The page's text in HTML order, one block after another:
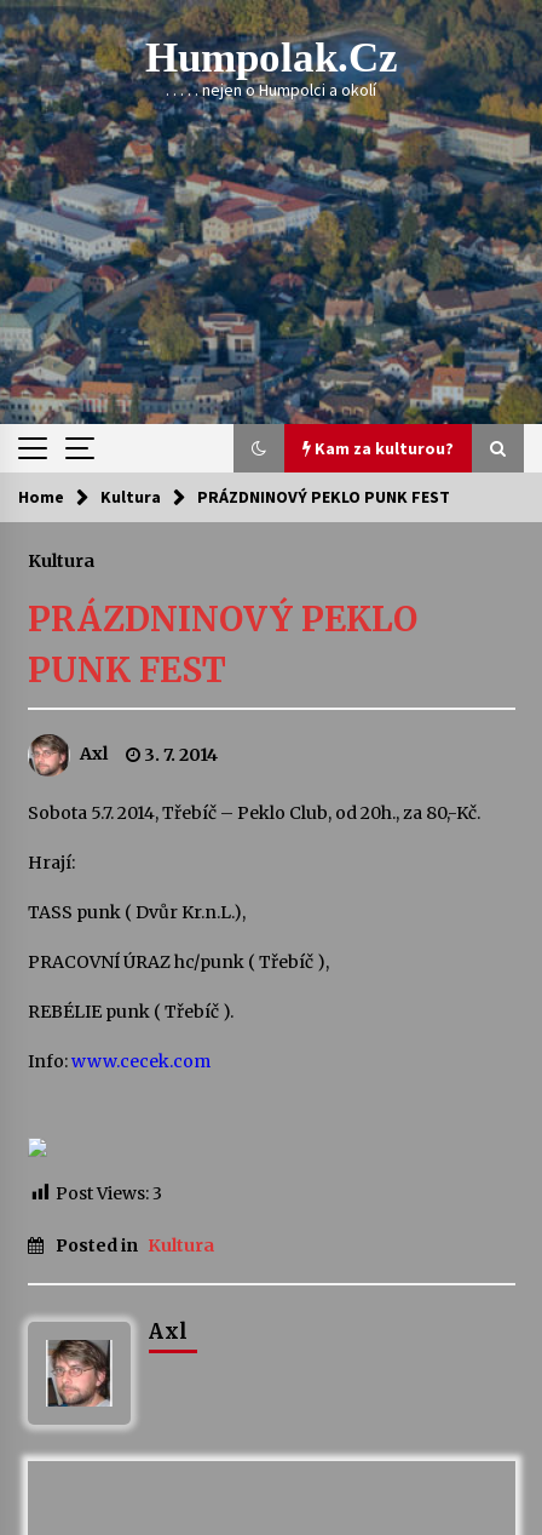
Skip
to
content
Humpolak.cz
. . . . . nejen o Humpolci a okolí
Kam za kulturou?
Kam za kulturou?
Sukuba Ensemble
4. 8. 2026
kapkou
Veselí muzikanti
Pozvánka na integrační festival Quijotova
28. 7. 2026
Letní koncerty ve Stromovce: Kolchoz a
28. 7. 2026
Letní koncerty ve Stromovce: Rufus Miller
Vysočinka
Ozvěny prázdnin
Home Kultura PRÁZDNINOVÝ PEKLO PUNK FEST
Kultura
PRÁZDNINOVÝ PEKLO
PUNK FEST
Axl 3. 7. 2014
Sobota 5.7. 2014, Třebíč – Peklo Club, od 20h., za 80,-Kč.
Hrají:
TASS punk ( Dvůr Kr.n.L.),
PRACOVNÍ ÚRAZ hc/punk ( Třebíč ),
REBÉLIE punk ( Třebíč ).
Info:www.cecek.com
Post Views:3
Posted in Kultura
Axl